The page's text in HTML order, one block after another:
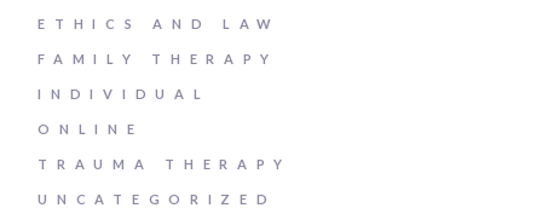
ETHICS AND LAW
FAMILY THERAPY
INDIVIDUAL
ONLINE
TRAUMA THERAPY
UNCATEGORIZED